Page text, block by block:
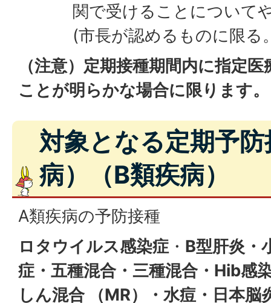
関で受けることについて
(市長が認めるものに限る
（注意） 定期接種期間内に指定
ことが明らかな場合に限ります。
対象となる定期予
病）（B類疾病）
A類疾病の予防接種
ロタウイルス感染症・ B型肝炎・
症・五種混合・三種混合・Hib感
しん混合 （MR）・水痘・日本脳